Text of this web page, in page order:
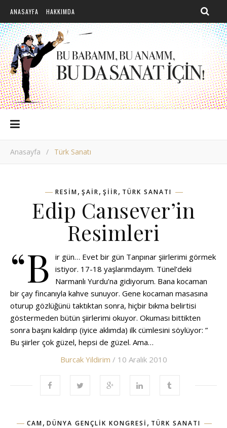
ANASAYFA HAKKIMDA
Anasayfa / Türk Sanatı
RESIM, ŞAIR, ŞIIR, TÜRK SANATI
Edip Cansever’in
Resimleri
“B
ir gün… Evet bir gün Tanpınar şiirlerimi görmek
istiyor. 17-18 yaşlarımdayım. Tünel’deki
Narmanlı Yurdu’na gidiyorum. Bana kocaman
bir çay fincanıyla kahve sunuyor. Gene kocaman masasına
oturup gözlüğünü taktıktan sonra, hiçbir bıkma belirtisi
göstermeden bütün şiirlerimi okuyor. Okuması bittikten
sonra başını kaldırıp (iyice aklımda) ilk cümlesini söylüyor: ”
Bu şiirler çok güzel, hepsi de güzel. Ama…
Burcak Yildirim / 10 Aralık 2010
CAM, DÜNYA GENÇLIK KONGRESI , TÜRK SANATI